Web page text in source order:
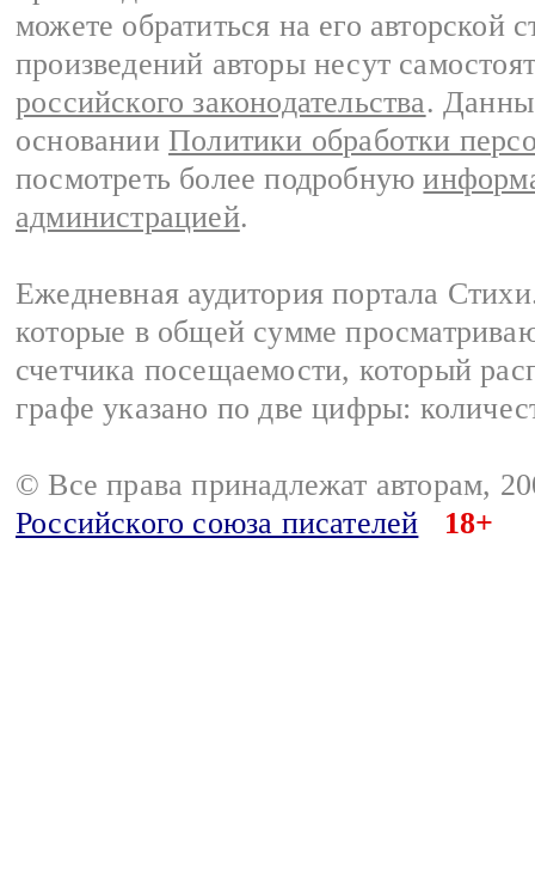
можете обратиться на его авторской
произведений авторы несут
российского законодательства.
основании Политики обработки
посмотреть более подробную
администрацией.
Ежедневная аудитория портала
которые в общей сумме
счетчика посещаемости, который
графе указано по две цифры:
© Все права принадлежат авторам,
Российского союза писателей
18+